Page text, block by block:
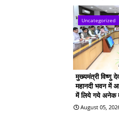
Uncategorized
मुख्यमंत्री विष्णु
महानदी भवन में
में लिये गये अनेक
August 05,